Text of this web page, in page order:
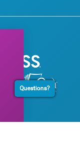
Questions?